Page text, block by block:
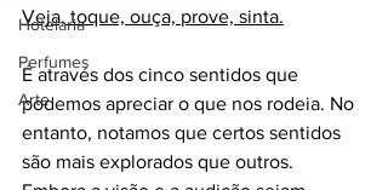
Hotelaria
Perfumes
Arte
Veja, toque, ouça, prove, sinta.
É através dos cinco sentidos que
podemos apreciar o que nos rodeia. No
entanto, notamos que certos sentidos
são mais explorados que outros.